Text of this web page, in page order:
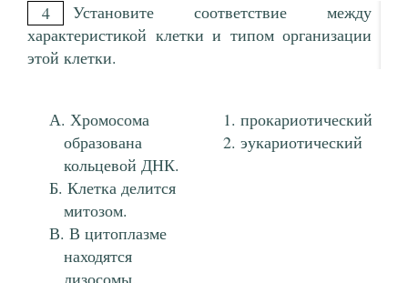
4
Установите соответствие между
характеристикой клетки и типом организации
этой клетки.
Хромосома
образована
кольцевой ДНК.
Клетка делится
митозом.
В цитоплазме
находятся
прокариотический
эукариотический